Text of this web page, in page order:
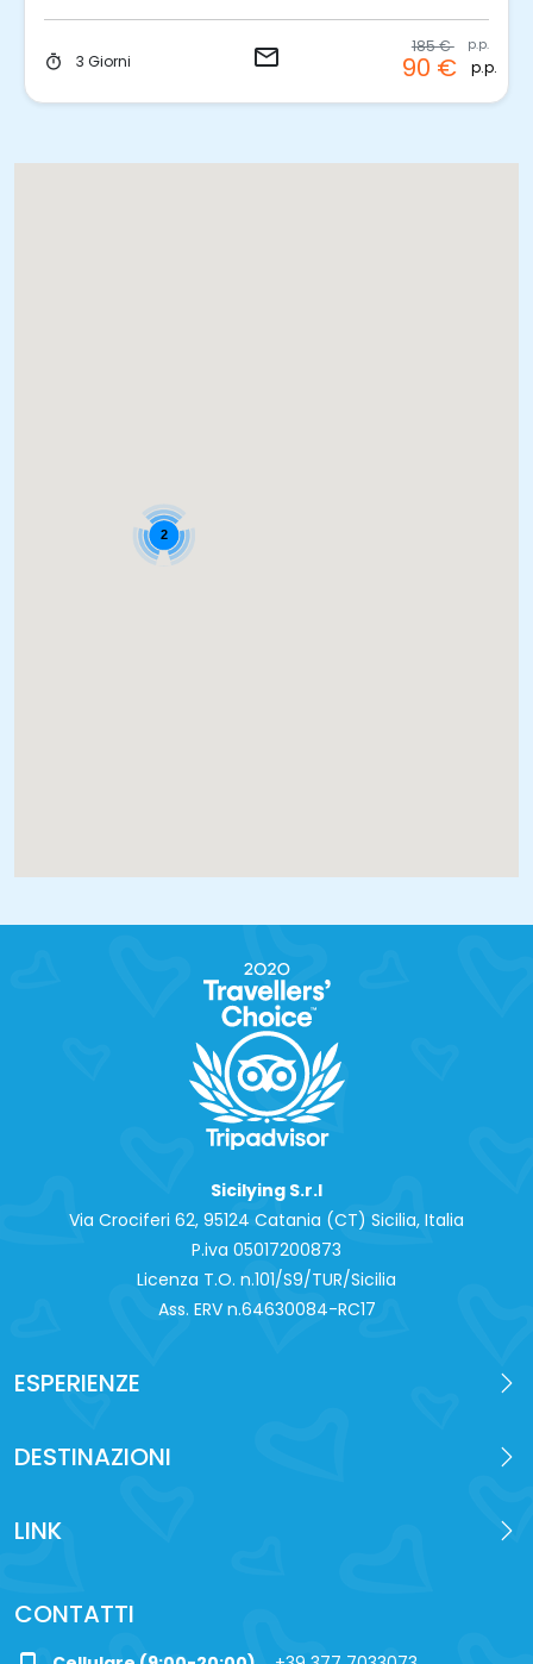
timer 3 Giorni email 185 € p.p.
90 € p.p.
2
Sicilying S.r.l
Via Crociferi 62, 95124 Catania (CT) Sicilia, Italia
P.iva 0‍5017200873
Licenza T.O. n.101/S9/TUR/Sicilia
Ass. ERV n.64630084-RC17
ESPERIENZE
DESTINAZIONI
LINK
CONTATTI